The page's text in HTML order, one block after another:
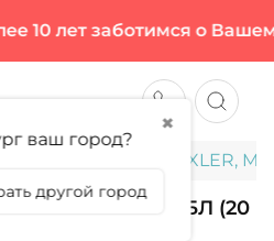
10 лет заботимся о Вашем
MAXLER,
B6, 20 ШИП ТАБЛ (20
✖
ваш город?
другой город